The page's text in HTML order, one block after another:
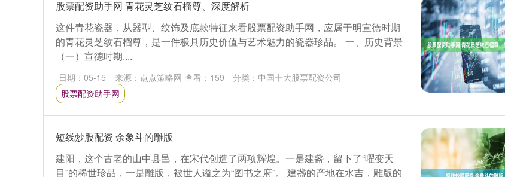
股票配资助手网 青花灵芝纹石榴尊、深度解析
这件青花瓷器，从器型、纹饰及底款特征来看股票配资助手网，应属于明宣德时期
的青花灵芝纹石榴尊，是一件极具历史价值与艺术魅力的瓷器珍品。 一、历史背景
（一）宣德时期....
日期：05-15 来源：点点策略网 查看： 159 分类： 中国十大股票配资公司
股票配资助手网
短线炒股配资 余象斗的雕版
建阳，这个古老的山中县邑，在宋代创造了两项辉煌。一是建盏，留下了“曜变天
目”的稀世珍品，一是雕版，被世人谥之为“图书之府”。 建盏的产地在水吉，雕版的